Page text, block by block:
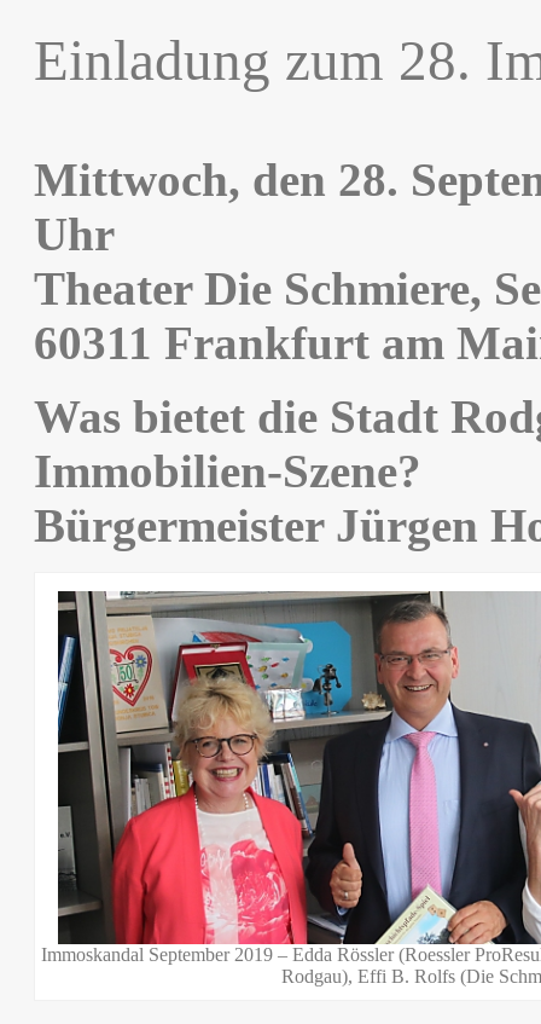
Einladung zum 28.
Mittwoch, den 28.
Uhr
Theater Die Schmiere,
60311 Frankfurt am
Was bietet die Stadt
Immobilien-Szene?
Bürgermeister Jürgen
Immoskandal September 2019 – Edda Rössler (Roessler
Rodgau), Effi B. Rolfs (Die